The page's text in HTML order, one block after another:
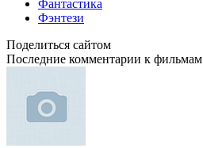
Фантастика
Фэнтези
Поделиться сайтом
Последние комментарии к фильмам